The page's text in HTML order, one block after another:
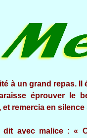
à un grand repas.
éprouver le
remercia en silence
avec malice : «